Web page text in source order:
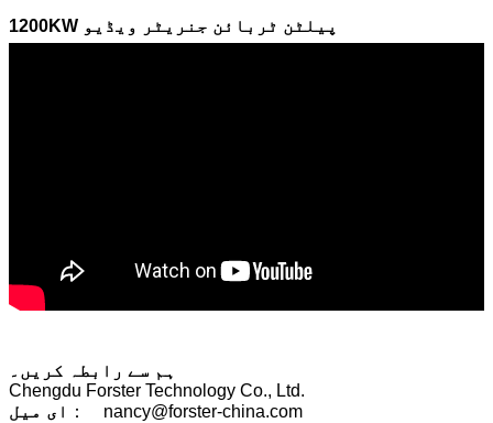
1200KW پیلٹن ٹربائن جنریٹر ویڈیو
ہم سے رابطہ کریں۔
Chengdu Forster Technology Co., Ltd.
ای میل
： nancy@forster-china.com